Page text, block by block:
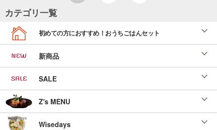
カテゴリ一覧
初めての方におすすめ！おうちごはんセット
新商品
SALE
Z's MENU
Wisedays